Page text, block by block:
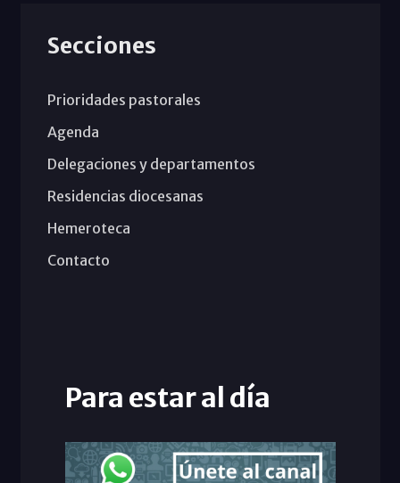
Secciones
Prioridades pastorales
Agenda
Delegaciones y departamentos
Residencias diocesanas
Hemeroteca
Contacto
Para estar al día